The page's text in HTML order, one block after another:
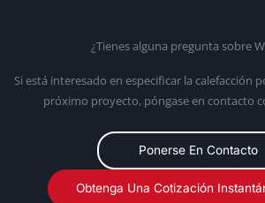
¿Tienes alguna pregunta sobre
Si está interesado en especificar la calefacción
próximo proyecto, póngase en contacto
Ponerse En Contacto
Obtenga Una Cotización